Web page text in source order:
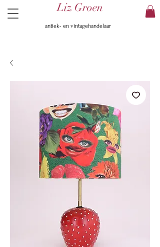
Liz Groen
antiek- en vintagehandelaar